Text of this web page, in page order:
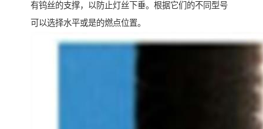
有钨丝的支撑，以防止灯丝下垂。根据它们的不同型号
可以选择水平或是的燃点位置。